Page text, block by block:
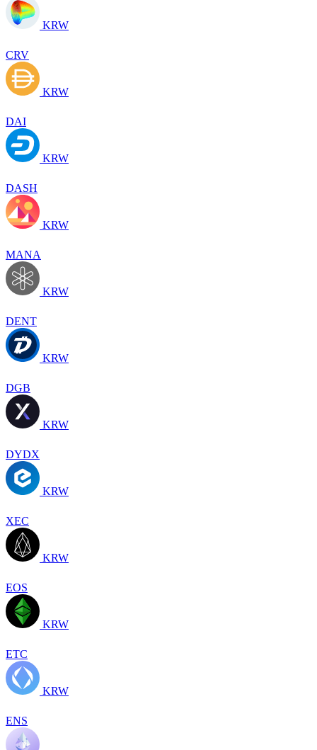
KRW
CRV
KRW
DAI
KRW
DASH
KRW
MANA
KRW
DENT
KRW
DGB
KRW
DYDX
KRW
XEC
KRW
EOS
KRW
ETC
KRW
ENS